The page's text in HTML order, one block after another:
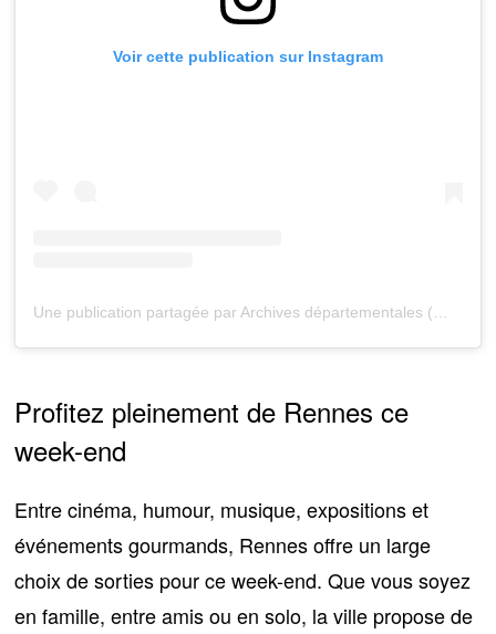
Voir cette publication sur Instagram
Profitez pleinement de Rennes ce
week-end
Entre cinéma, humour, musique, expositions et
événements gourmands, Rennes offre un large
choix de sorties pour ce week-end. Que vous soyez
en famille, entre amis ou en solo, la ville propose de